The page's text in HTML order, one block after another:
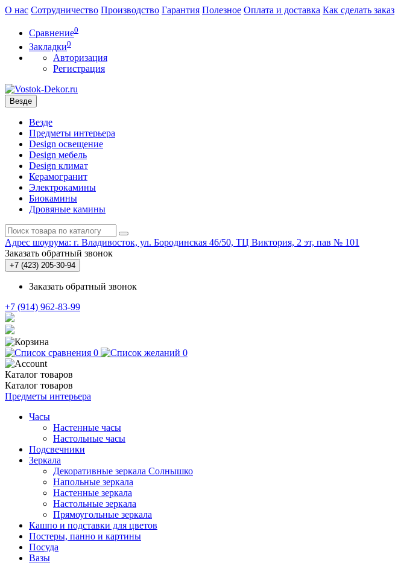
О нас Сотрудничество Производство Гарантия Полезное Оплата и доставка Как сделать заказ
Сравнение0
Закладки0
Авторизация
Регистрация
Везде
Везде
Предметы интерьера
Design освещение
Design мебель
Design климат
Керамогранит
Электрокамины
Биокамины
Дровяные камины
Адрес шоурума: г. Владивосток, ул. Бородинская 46/50, ТЦ Виктория, 2 эт, пав № 101
Заказать обратный звонок
+7 (423) 205-30-94
Заказать обратный звонок
+7 (914) 962-83-99
0 0
Каталог товаров
Каталог товаров
Предметы интерьера
Часы
Настенные часы
Настольные часы
Подсвечники
Зеркала
Декоративные зеркала Солнышко
Напольные зеркала
Настенные зеркала
Настольные зеркала
Прямоугольные зеркала
Кашпо и подставки для цветов
Постеры, панно и картины
Посуда
Вазы